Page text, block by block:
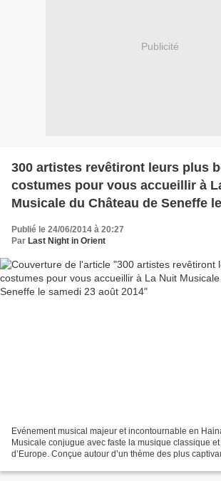
Publicité
300 artistes revêtiront leurs plus
costumes pour vous accueillir à
Musicale du Château de Seneffe
Publié le 24/06/2014 à 20:27
Par Last Night in Orient
Evénement musical majeur et incontournable en
Musicale conjugue avec faste la musique classique
d’Europe. Conçue autour d’un thème des plus